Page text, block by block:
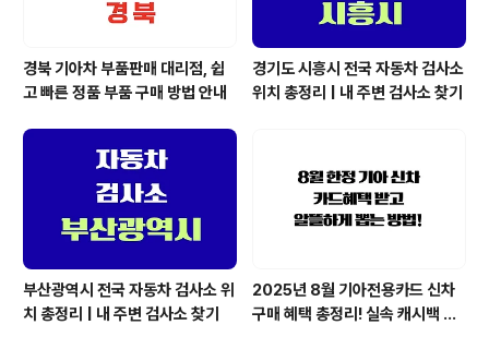
경북 기아차 부품판매 대리점, 쉽
고 빠른 정품 부품 구매 방법 안내
경기도 시흥시 전국 자동차 검사소
위치 총정리 | 내 주변 검사소 찾기
부산광역시 전국 자동차 검사소 위
치 총정리 | 내 주변 검사소 찾기
2025년 8월 기아전용카드 신차
구매 혜택 총정리! 실속 캐시백 &